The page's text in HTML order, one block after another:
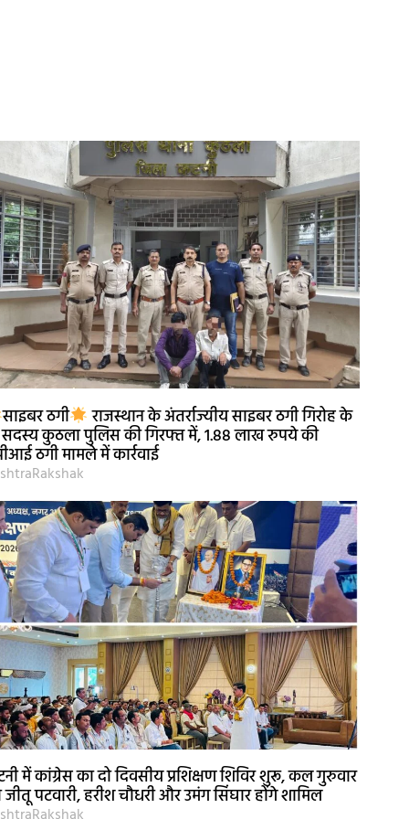
साइबर ठगी राजस्थान के अंतर्राज्यीय साइबर ठगी गिरोह के
सदस्य कुठला पुलिस की गिरफ्त में, 1.88 लाख रुपये की
ठगी मामले में कार्रवाई
में कांग्रेस का दो दिवसीय प्रशिक्षण शिविर शुरू, कल गुरुवार
पटवारी, हरीश चौधरी और उमंग सिंघार होंगे शामिल